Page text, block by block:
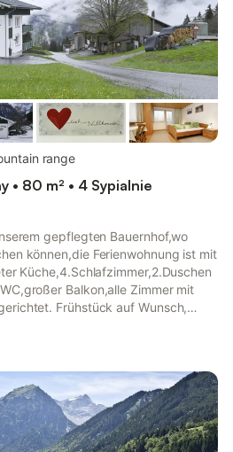
range
• 80 m² • 4 Sypialnie
gepflegten Bauernhof,wo
können,die Ferienwohnung ist mit
Küche,4.Schlafzimmer,2.Duschen
Balkon,alle Zimmer mit
Frühstück auf Wunsch,
Urlaub ein sonniges, ruhiges
und lachen können. Auf Anfrage
Wanderwege stehen zur